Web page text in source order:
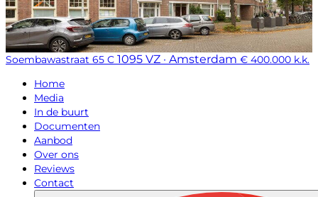
Soembawastraat 65 C 1095 VZ · Amsterdam € 400.000 k.k.
Home
Media
In de buurt
Documenten
Aanbod
Over ons
Reviews
Contact